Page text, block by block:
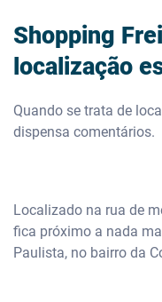
Shopping
localização
Quando se trata de
dispensa comentários.
Localizado na rua de
fica próximo a nada
Paulista, no bairro da